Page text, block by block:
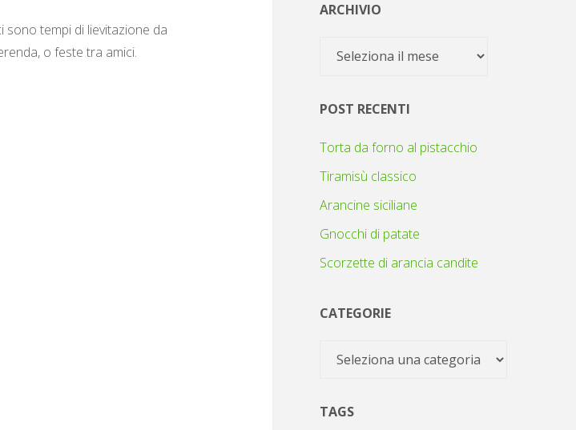
sono tempi di lievitazione da
o feste tra amici.
ARCHIVIO
Archivio
POST RECENTI
Torta da forno al pistacchio
Tiramisù classico
Arancine siciliane
Gnocchi di patate
Scorzette di arancia candite
CATEGORIE
Categorie
TAGS